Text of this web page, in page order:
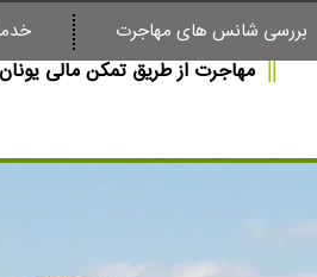
بررسی شانس های مهاجرت
||مهاجرت از طریق تمکن مالی یونان